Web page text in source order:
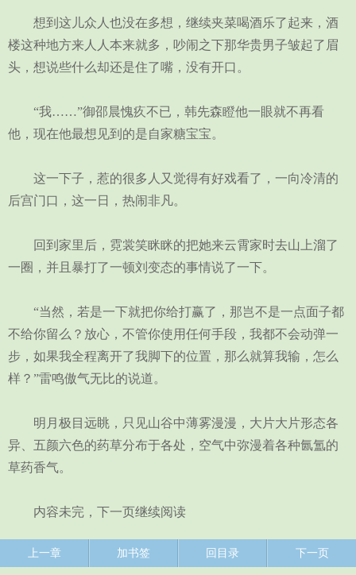
想到这儿众人也没在多想，继续夹菜喝酒乐了起来，酒
楼这种地方来人人本来就多，吵闹之下那华贵男子皱起了眉
头，想说些什么却还是住了嘴，没有开口。
“我……”御邵晨愧疚不已，韩先森瞪他一眼就不再看
他，现在他最想见到的是自家糖宝宝。
这一下子，惹的很多人又觉得有好戏看了，一向冷清的
后宫门口，这一日，热闹非凡。
回到家里后，霓裳笑眯眯的把她来云霄家时去山上溜了
一圈，并且暴打了一顿刘变态的事情说了一下。
“当然，若是一下就把你给打赢了，那岂不是一点面子都
不给你留么？放心，不管你使用任何手段，我都不会动弹一
步，如果我全程离开了我脚下的位置，那么就算我输，怎么
样？”雷鸣傲气无比的说道。
明月极目远眺，只见山谷中薄雾漫漫，大片大片形态各
异、五颜六色的药草分布于各处，空气中弥漫着各种氤氲的
草药香气。
内容未完，下一页继续阅读
上一章 加书签 回目录 下一页